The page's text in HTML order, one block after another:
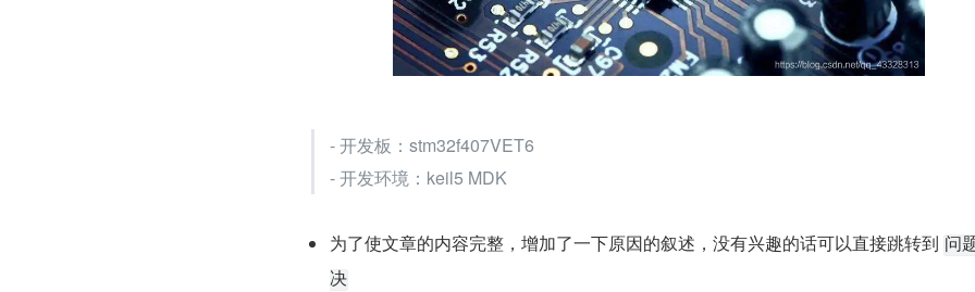
- 开发板：stm32f407VET6
- 开发环境：keil5 MDK
为了使文章的内容完整，增加了一下原因的叙述，没有兴趣的话可以直接跳转到 问
决